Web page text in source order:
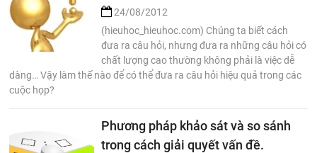
24/08/2012
(hieuhoc_hieuhoc.com) Chúng ta biết cách
đưa ra câu hỏi, nhưng đưa ra những câu hỏi có
chất lượng cao thường không phải là việc dễ
dàng… Vậy làm thế nào để có thể đưa ra câu hỏi hiệu quả trong các
cuộc họp?
Phương pháp khảo sát và so sánh
trong cách giải quyết vấn đề.